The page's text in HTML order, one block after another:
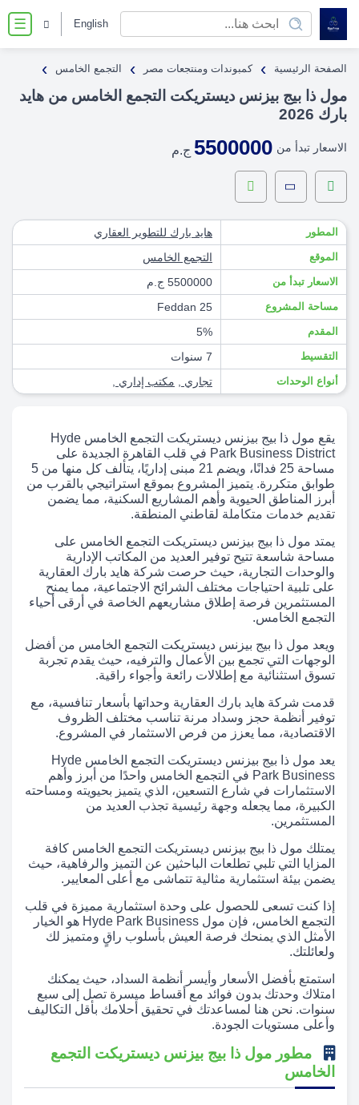
☰ English
الصفحة الرئيسية › كمبوندات ومنتجعات مصر › التجمع الخامس ›
مول ذا بيج بيزنس ديستريكت التجمع الخامس من هايد
بارك 2026
الاسعار تبدأ من 5500000 ج.م
المطور هايد بارك للتطوير العقاري
الموقع التجمع الخامس
الاسعار تبدأ من 5500000 ج.م
مساحة المشروع 25 Feddan
المقدم 5%
التقسيط 7 سنوات
أنواع الوحدات تجاري مكتب إداري
يقع مول ذا بيج بيزنس ديستريكت التجمع الخامس Hyde
Park Business District في قلب القاهرة الجديدة على
مساحة 25 فدانًا، ويضم 21 مبنى إداريًا، يتألف كل منها من 5
طوابق متكررة. يتميز المشروع بموقع استراتيجي بالقرب من
أبرز المناطق الحيوية وأهم المشاريع السكنية، مما يضمن
تقديم خدمات متكاملة لقاطني المنطقة.
يمتد مول ذا بيج بيزنس ديستريكت التجمع الخامس على
مساحة شاسعة تتيح توفير العديد من المكاتب الإدارية
والوحدات التجارية، حيث حرصت شركة هايد بارك العقارية
على تلبية احتياجات مختلف الشرائح الاجتماعية، مما يمنح
المستثمرين فرصة إطلاق مشاريعهم الخاصة في أرقى أحياء
التجمع الخامس.
ويعد مول ذا بيج بيزنس ديستريكت التجمع الخامس من أفضل
الوجهات التي تجمع بين الأعمال والترفيه، حيث يقدم تجربة
تسوق استثنائية مع إطلالات رائعة وأجواء راقية.
قدمت شركة هايد بارك العقارية وحداتها بأسعار تنافسية، مع
توفير أنظمة حجز وسداد مرنة تناسب مختلف الظروف
الاقتصادية، مما يعزز من فرص الاستثمار في المشروع.
يعد مول ذا بيج بيزنس ديستريكت التجمع الخامس Hyde
Park Business في التجمع الخامس واحدًا من أبرز وأهم
الاستثمارات في شارع التسعين، الذي يتميز بحيويته ومساحته
الكبيرة، مما يجعله وجهة رئيسية تجذب العديد من
المستثمرين.
يمتلك مول ذا بيج بيزنس ديستريكت التجمع الخامس كافة
المزايا التي تلبي تطلعات الباحثين عن التميز والرفاهية، حيث
يضمن بيئة استثمارية مثالية تتماشى مع أعلى المعايير.
إذا كنت تسعى للحصول على وحدة استثمارية مميزة في قلب
التجمع الخامس، فإن مول Hyde Park Business هو الخيار
الأمثل الذي يمنحك فرصة العيش بأسلوب راقٍ ومتميز لك
ولعائلتك.
استمتع بأفضل الأسعار وأيسر أنظمة السداد، حيث يمكنك
امتلاك وحدتك بدون فوائد مع أقساط ميسرة تصل إلى سبع
سنوات. نحن هنا لمساعدتك في تحقيق أحلامك بأقل التكاليف
وأعلى مستويات الجودة.
مطور مول ذا بيج بيزنس ديستريكت التجمع
الخامس